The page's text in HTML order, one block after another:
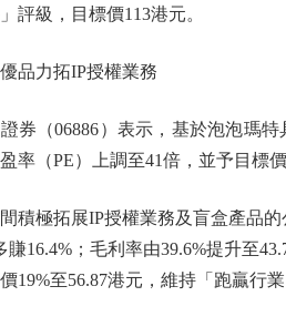
評級，目標價113港元。
力拓IP授權業務
（06886）表示，基於泡泡瑪特
率（PE）上調至41倍，並予目標
極拓展IP授權業務及盲盒產品的
賺16.4%；毛利率由39.6%提升至
19%至56.87港元，維持「跑贏行業